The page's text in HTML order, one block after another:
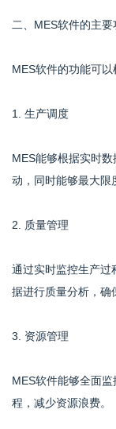
二、MES软件的主要
MES软件的功能可
1. 生产调度
MES能够根据实时
动，同时能够最大限
2. 质量管理
通过实时监控生产过
据进行质量分析，确
3. 资源管理
MES软件能够全面
程，减少资源浪费。